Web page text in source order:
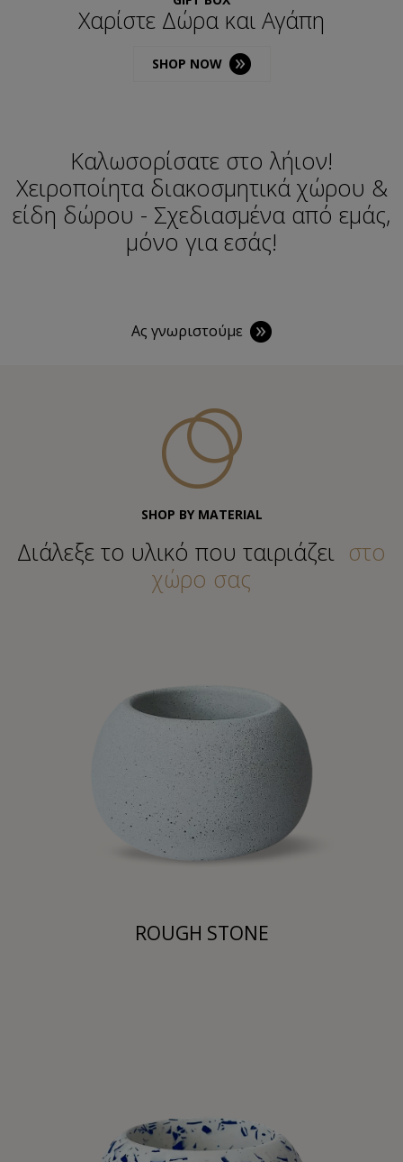
Χαρίστε Δώρα και Αγάπη
SHOP NOW
Καλωσορίσατε στο λήιον!
Χειροποίητα διακοσμητικά χώρου &
είδη δώρου - Σχεδιασμένα από εμάς,
μόνο για εσάς!
Ας γνωριστούμε
SHOP BY MATERIAL
Διάλεξε το υλικό που ταιριάζει στο
χώρο σας
ROUGH STONE